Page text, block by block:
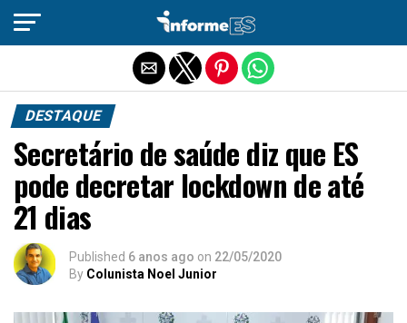
DESTAQUE
Secretário de saúde diz que ES
pode decretar lockdown de até
21 dias
Published 6 anos ago on 22/05/2020
By Colunista Noel Junior
Sair da versão mobile